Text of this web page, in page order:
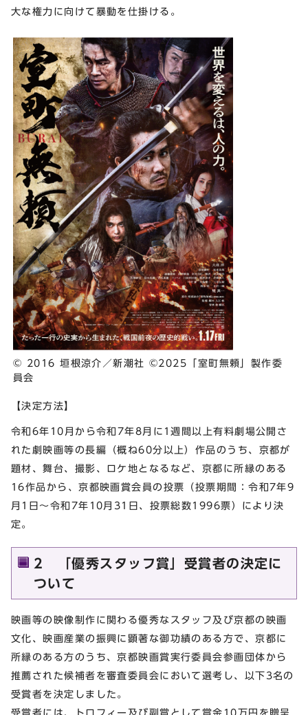
大な権力に向けて暴動を仕掛ける。
© 2016 垣根涼介／新潮社 ©2025「室町無頼」製作委
員会
【決定方法】
令和6年10月から令和7年8月に1週間以上有料劇場公開さ
れた劇映画等の長編（概ね60分以上）作品のうち、京都が
題材、舞台、撮影、ロケ地となるなど、京都に所縁のある
16作品から、京都映画賞会員の投票（投票期間：令和7年9
月1日～令和7年10月31日、投票総数1996票）により決
定。
2 「優秀スタッフ賞」受賞者の決定に
ついて
映画等の映像制作に関わる優秀なスタッフ及び京都の映画
文化、映画産業の振興に顕著な御功績のある方で、京都に
所縁のある方のうち、京都映画賞実行委員会参画団体から
推薦された候補者を審査委員会において選考し、以下3名の
受賞者を決定しました。
受賞者には、トロフィー及び副賞として賞金10万円を贈呈